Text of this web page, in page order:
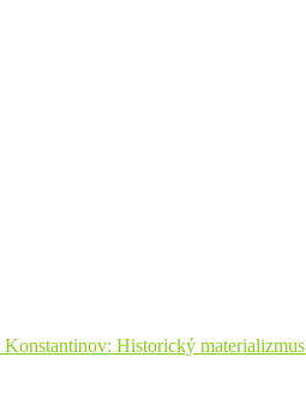
Konstantinov: Historický materializmus